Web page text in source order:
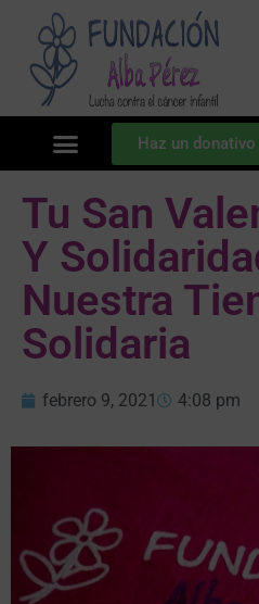
Haz un donativo
Tu San
Y
Nuestra
Solidaria
febrero 9, 2021 4:08 pm